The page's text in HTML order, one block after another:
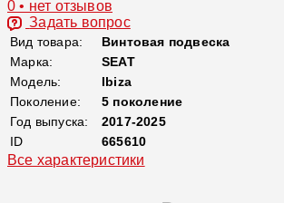
0 • нет отзывов
Задать вопрос
Вид товара:
Винтовая подвеска
Марка:
SEAT
Модель:
Ibiza
Поколение:
5 поколение
Год выпуска:
2017-2025
ID
665610
Все характеристики